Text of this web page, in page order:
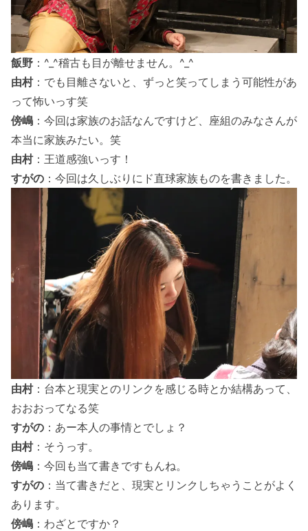
飯野 ：^_^稽古も目が離せません。^_^
由村：でも目離さないと、ずっと笑ってしまう可能性があ
って怖いっす笑
傍嶋 ：今回は家族のお話なんですけど、座組のみなさんが
本当に家族みたい。笑
由村：王道感強いっす！
すがの ：今回は久しぶりにド直球家族ものを書きました。
由村：台本と現実とのリンクを感じる時とか結構あって、
おおおってなる笑
すがの ：あー本人の事情とでしょ？
由村：そうっす。
傍嶋 ：今回も当て書きですもんね。
すがの ：当て書きだと、現実とリンクしちゃうことがよく
あります。
傍嶋 ：わざとですか？